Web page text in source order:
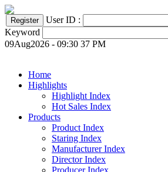
User ID :
Keyword
09Aug2026 - 09:30 37 PM
Home
Highlights
Highlight Index
Hot Sales Index
Products
Product Index
Staring Index
Manufacturer Index
Director Index
Producer Index